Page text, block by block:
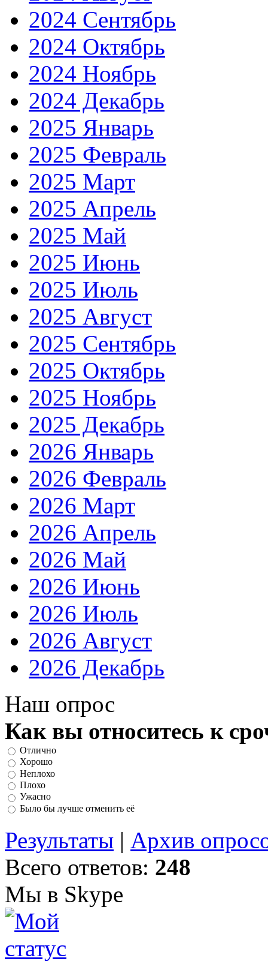
2024 Сентябрь
2024 Октябрь
2024 Ноябрь
2024 Декабрь
2025 Январь
2025 Февраль
2025 Март
2025 Апрель
2025 Май
2025 Июнь
2025 Июль
2025 Август
2025 Сентябрь
2025 Октябрь
2025 Ноябрь
2025 Декабрь
2026 Январь
2026 Февраль
2026 Март
2026 Апрель
2026 Май
2026 Июнь
2026 Июль
2026 Август
2026 Декабрь
Наш опрос
Как вы относитесь к
Отлично
Хорошо
Неплохо
Плохо
Ужасно
Было бы лучше отменить её
Результаты | Архив
Всего ответов: 248
Мы в Skype